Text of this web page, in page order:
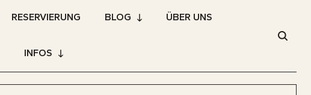
RESERVIERUNG BLOG ÜBER UNS
INFOS